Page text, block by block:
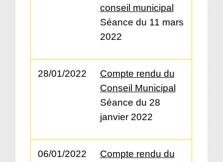
conseil municipal
Séance du 11 mars
2022
28/01/2022
Compte rendu du
Conseil Municipal
Séance du 28
janvier 2022
06/01/2022
Compte rendu du